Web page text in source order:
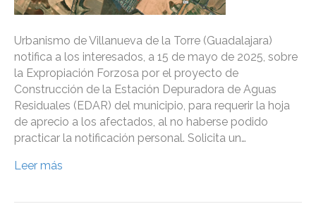
Urbanismo de Villanueva de la Torre (Guadalajara)
notifica a los interesados, a 15 de mayo de 2025, sobre
la Expropiación Forzosa por el proyecto de
Construcción de la Estación Depuradora de Aguas
Residuales (EDAR) del municipio, para requerir la hoja
de aprecio a los afectados, al no haberse podido
practicar la notificación personal. Solicita un…
Leer más